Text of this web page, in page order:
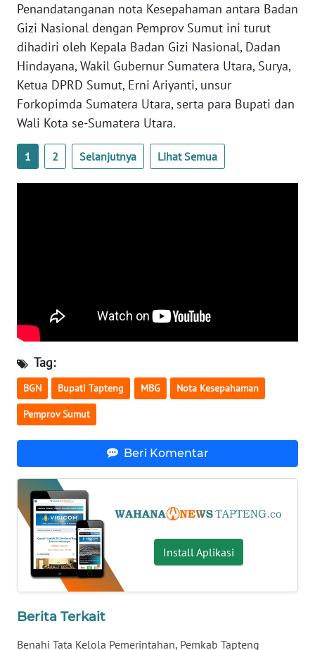
Penandatanganan nota Kesepahaman antara Badan
Gizi Nasional dengan Pemprov Sumut ini turut
dihadiri oleh Kepala Badan Gizi Nasional, Dadan
Hindayana, Wakil Gubernur Sumatera Utara, Surya,
Ketua DPRD Sumut, Erni Ariyanti, unsur
Forkopimda Sumatera Utara, serta para Bupati dan
Wali Kota se-Sumatera Utara.
1 2 Selanjutnya Lihat Semua
Tag:
BGN Bupati Tapteng MBG Nota Kesepahaman
Pemprov Sumut
Beri Komentar
Install Aplikasi
Berita Terkait
Benahi Tata Kelola Pemerintahan, Pemkab Tapteng
JATENG
WN
NUSANTARA
WN
JOGJA
JATIM
WN
KALTENG
WN
KALTARA
WN
WN
KALTIM
WN
SULSEL
WN
GORONTALO
SULUT